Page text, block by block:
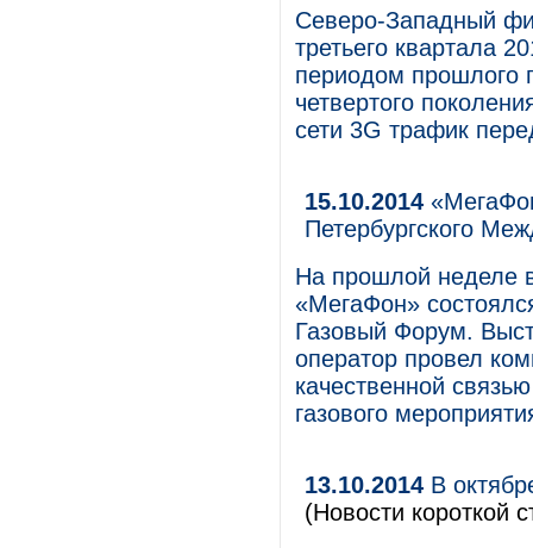
Северо-Западный
третьего квартала
периодом прошлого
четвертого
сети 3G трафик
15.10.2014
Петербургского
На прошлой неделе
«МегаФон»
Газовый Форум.
оператор провел
качественной
газового
13.10.2014 В
(Новости короткой